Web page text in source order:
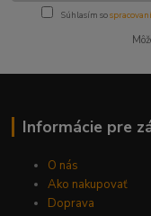
Súhlasím so
Informácie pre
O nás
Ako nakupovať
Doprava